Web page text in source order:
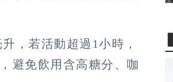
，若活動超過1小時，
避免飲用含高糖分、咖